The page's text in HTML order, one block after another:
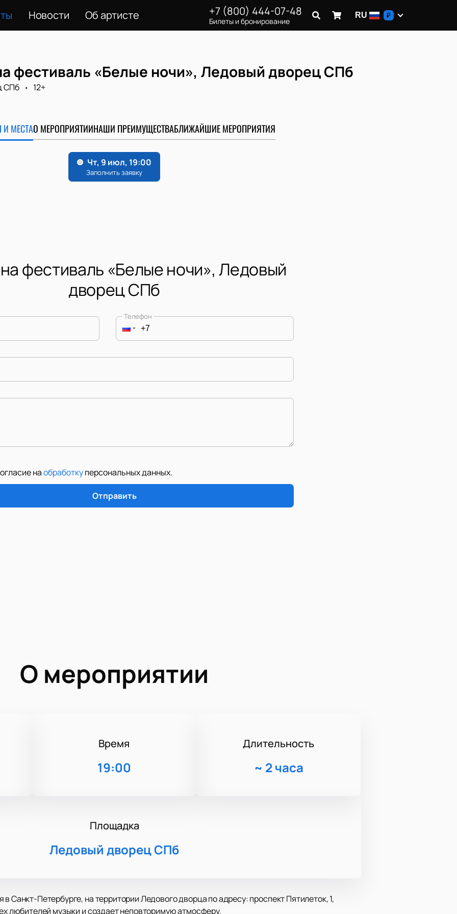
Новости Об артисте +7 (800) 444-07-48
Билеты и бронирование
RU ₽
фестиваль «Белые ночи», Ледовый дворец СПб
СПб
12+
МЕСТАО МЕРОПРИЯТИИНАШИ ПРЕИМУЩЕСТВАБЛИЖАЙШИЕ МЕРОПРИЯТИЯ
фестиваль «Белые ночи», Ледовый
дворец СПб
Телефон
наобработкуперсональных данных.
Отправить
О мероприятии
Время
19:00
Длительность
~ 2 часа
Площадка
Ледовый дворец СПб
Санкт-Петербурге, на территории Ледового дворца по адресу: проспект Пятилеток, 1,
любителей музыки и создает неповторимую атмосферу.